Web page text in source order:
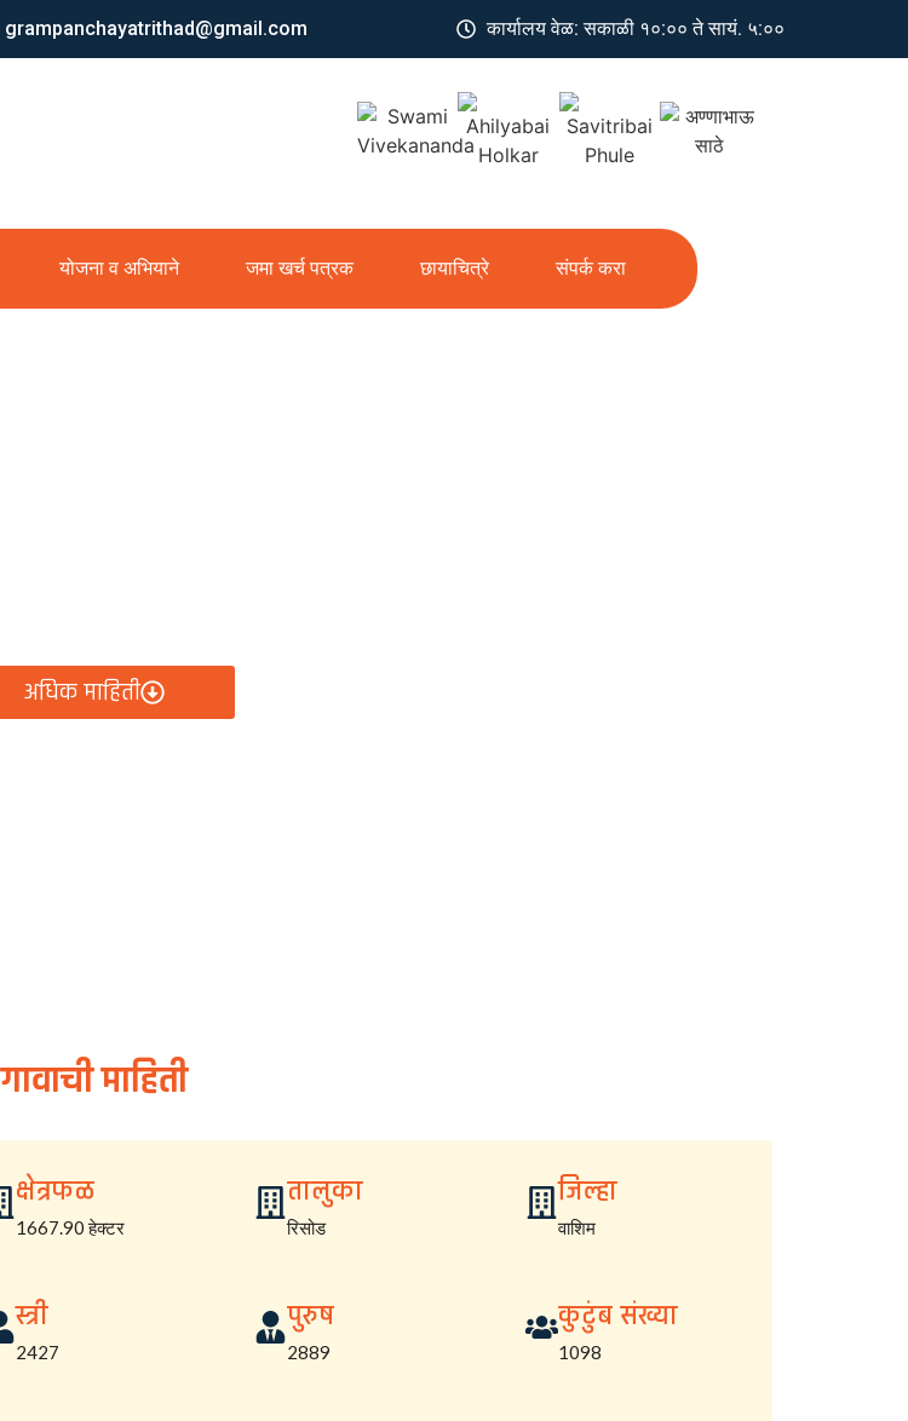
grampanchayatrithad@gmail.com कार्यालय वेळ: सकाळी १०:०० ते सायं. ५:००
योजना व अभियाने जमा खर्च पत्रक छायाचित्रे संपर्क करा
अधिक माहिती
गावाची माहिती
क्षेत्रफळ
1667.90 हेक्टर
तालुका
रिसोड
जिल्हा
वाशिम
स्त्री
2427
पुरुष
2889
कुटुंब संख्या
1098